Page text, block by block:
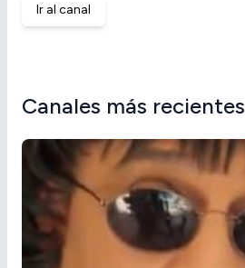
Ir al canal
Canales más recientes